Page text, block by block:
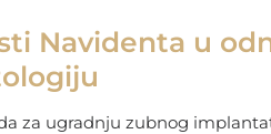
Navidenta u
za ugradnju zubnog